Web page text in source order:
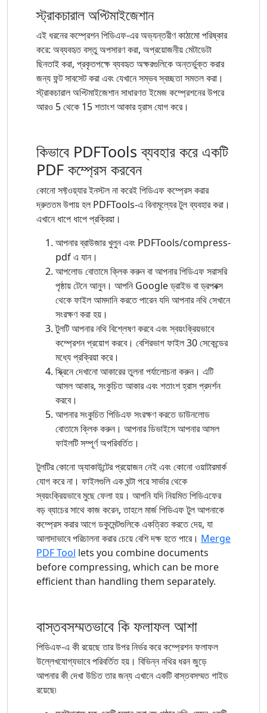
স্ট্রাকচারাল অপ্টিমাইজেশান
এই ধরনের কম্প্রেশন পিডিএফ-এর অভ্যন্তরীণ কাঠামো পরিষ্কার
করে: অব্যবহৃত বস্তু অপসারণ করা, অপ্রয়োজনীয় মেটাডেটা
ছিনতাই করা, প্রকৃতপক্ষে ব্যবহৃত অক্ষরগুলিকে অন্তর্ভুক্ত করার
জন্য ফন্ট সাবসেট করা এবং যেখানে সম্ভব স্বচ্ছতা সমতল করা।
স্ট্রাকচারাল অপ্টিমাইজেশান সাধারণত ইমেজ কম্প্রেশনের উপরে
আরও 5 থেকে 15 শতাংশ আকার হ্রাস যোগ করে।
কিভাবে PDFTools ব্যবহার করে একটি
PDF কম্প্রেস করবেন
কোনো সফ্টওয়্যার ইনস্টল না করেই পিডিএফ কম্প্রেস করার
দ্রুততম উপায় হল PDFTools-এ বিনামূল্যের টুল ব্যবহার করা।
এখানে ধাপে ধাপে প্রক্রিয়া।
আপনার ব্রাউজার খুলুন এবং PDFTools/compress-
pdf এ যান।
আপলোড বোতামে ক্লিক করুন বা আপনার পিডিএফ সরাসরি
পৃষ্ঠায় টেনে আনুন। আপনি Google ড্রাইভ বা ড্রপবক্স
থেকে ফাইল আমদানি করতে পারেন যদি আপনার নথি সেখানে
সংরক্ষণ করা হয়।
টুলটি আপনার নথি বিশ্লেষণ করবে এবং স্বয়ংক্রিয়ভাবে
কম্প্রেশন প্রয়োগ করবে। বেশিরভাগ ফাইল 30 সেকেন্ডের
মধ্যে প্রক্রিয়া করে।
স্ক্রিনে দেখানো আকারের তুলনা পর্যালোচনা করুন। এটি
আসল আকার, সংকুচিত আকার এবং শতাংশ হ্রাস প্রদর্শন
করবে।
আপনার সংকুচিত পিডিএফ সংরক্ষণ করতে ডাউনলোড
বোতামে ক্লিক করুন। আপনার ডিভাইসে আপনার আসল
ফাইলটি সম্পূর্ণ অপরিবর্তিত।
টুলটির কোনো অ্যাকাউন্টের প্রয়োজন নেই এবং কোনো ওয়াটারমার্ক
যোগ করে না। ফাইলগুলি এক ঘন্টা পরে সার্ভার থেকে
স্বয়ংক্রিয়ভাবে মুছে ফেলা হয়। আপনি যদি নিয়মিত পিডিএফের
বড় ব্যাচের সাথে কাজ করেন, তাহলে মার্জ পিডিএফ টুল আপনাকে
কম্প্রেস করার আগে ডকুমেন্টগুলিকে একত্রিত করতে দেয়, যা
আলাদাভাবে পরিচালনা করার চেয়ে বেশি দক্ষ হতে পারে। Merge
PDF Tool lets you combine documents
before compressing, which can be more
efficient than handling them separately.
বাস্তবসম্মতভাবে কি ফলাফল আশা
পিডিএফ-এ কী রয়েছে তার উপর নির্ভর করে কম্প্রেশন ফলাফল
উল্লেখযোগ্যভাবে পরিবর্তিত হয়। বিভিন্ন নথির ধরন জুড়ে
আপনার কী দেখা উচিত তার জন্য এখানে একটি বাস্তবসম্মত গাইড
রয়েছে৷